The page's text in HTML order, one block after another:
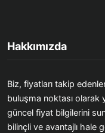
Hakkımızda
Biz, fiyatları takip
buluşma noktası olarak
güncel fiyat bilgilerini
bilinçli ve avantajlı hale